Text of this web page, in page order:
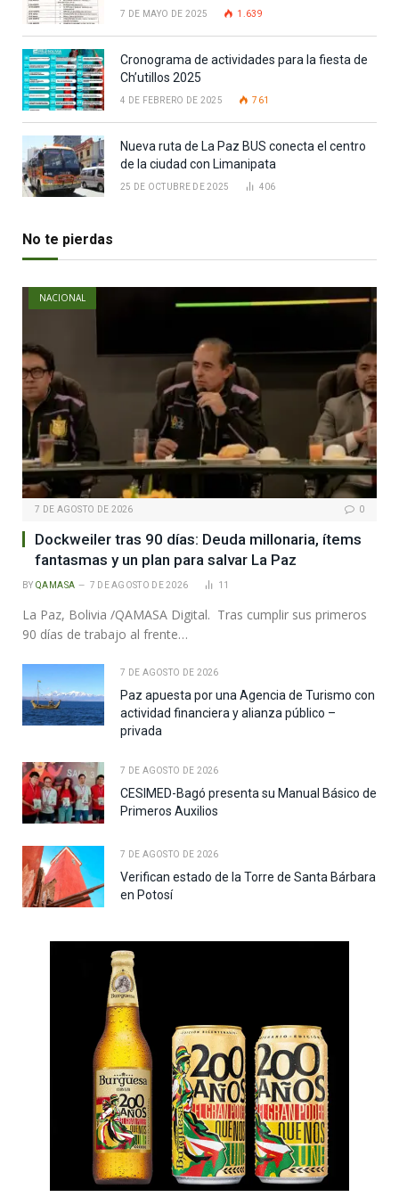
7 DE MAYO DE 2025 1.639
Cronograma de actividades para la fiesta de
Ch’utillos 2025
4 DE FEBRERO DE 2025 761
Nueva ruta de La Paz BUS conecta el centro
de la ciudad con Limanipata
25 DE OCTUBRE DE 2025 406
No te pierdas
NACIONAL
7 DE AGOSTO DE 2026 0
Dockweiler tras 90 días: Deuda millonaria, ítems
fantasmas y un plan para salvar La Paz
BY QAMASA 7 DE AGOSTO DE 2026 11
La Paz, Bolivia /QAMASA Digital. Tras cumplir sus primeros
90 días de trabajo al frente…
7 DE AGOSTO DE 2026
Paz apuesta por una Agencia de Turismo con
actividad financiera y alianza público –
privada
7 DE AGOSTO DE 2026
CESIMED-Bagó presenta su Manual Básico de
Primeros Auxilios
7 DE AGOSTO DE 2026
Verifican estado de la Torre de Santa Bárbara
en Potosí